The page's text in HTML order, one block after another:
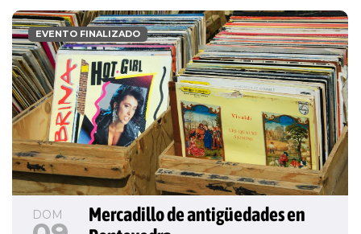
DOM
Mercadillo de antigüedades en
EVENTO FINALIZADO